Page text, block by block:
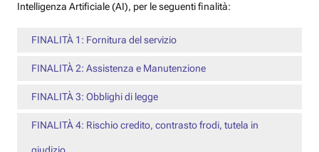
Intelligenza Artificiale (AI), per le seguenti finalità:
FINALITÀ 1: Fornitura del servizio
FINALITÀ 2: Assistenza e Manutenzione
FINALITÀ 3: Obblighi di legge
FINALITÀ 4: Rischio credito, contrasto frodi, tutela in